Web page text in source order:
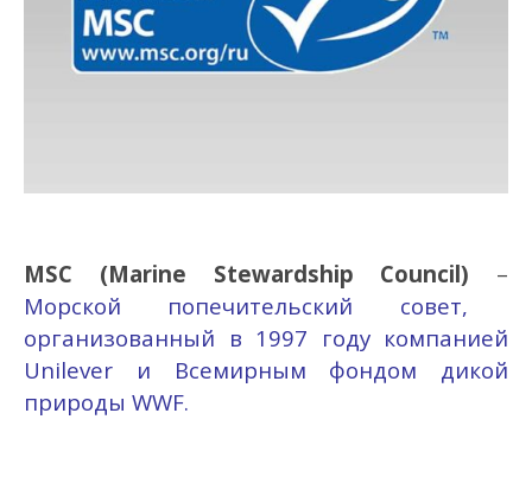
MSC (Marine Stewardship Council) –
Морской попечительский совет,
организованный в 1997 году компанией
Unilever и Всемирным фондом дикой
природы WWF.